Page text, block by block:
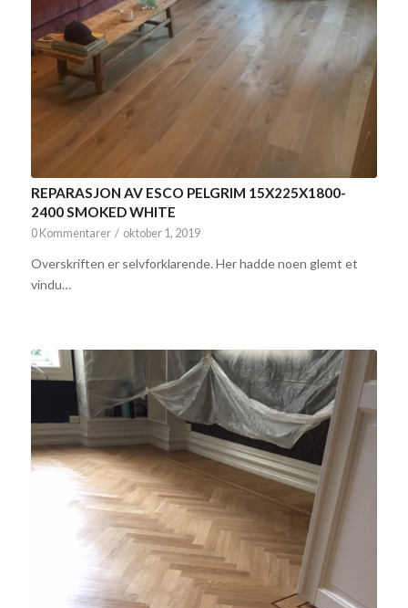
REPARASJON AV ESCO PELGRIM 15X225X1800-
2400 SMOKED WHITE
0 Kommentarer / oktober 1, 2019
Overskriften er selvforklarende. Her hadde noen glemt et
vindu…